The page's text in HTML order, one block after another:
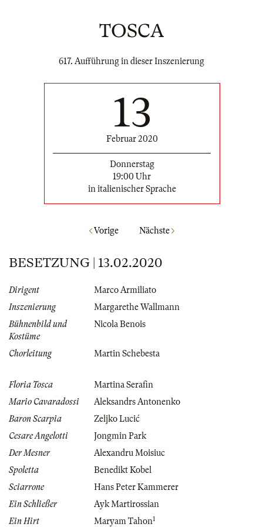
TOSCA
617. Aufführung in dieser Inszenierung
13
Februar 2020
Donnerstag
19:00 Uhr
in italienischer Sprache
Vorige Nächste
BESETZUNG | 13.02.2020
Dirigent
Marco Armiliato
Inszenierung
Margarethe Wallmann
Bühnenbild und
Kostüme
Nicola Benois
Chorleitung Martin Schebesta
Floria Tosca
Martina Serafin
Mario Cavaradossi
Aleksandrs Antonenko
Baron Scarpia
Zeljko Lucić
Cesare Angelotti
Jongmin Park
Der Mesner
Alexandru Moisiuc
Spoletta
Benedikt Kobel
Sciarrone
Hans Peter Kammerer
Ein Schließer
Ayk Martirossian
Ein Hirt
Maryam Tahon1